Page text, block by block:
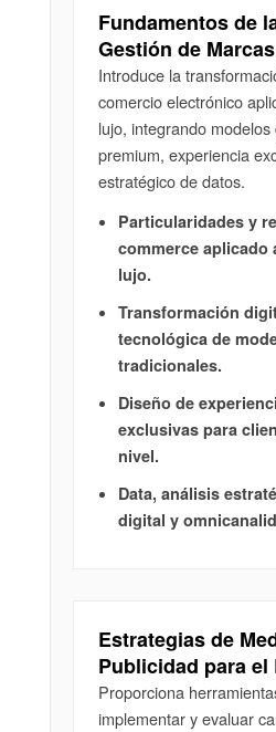
Fundamentos de
Gestión de
Introduce la
comercio electrónico
lujo, integrando
premium, experiencia
estratégico de datos.
Particularidades y
commerce aplicado
lujo.
Transformación
tecnológica de
tradicionales.
Diseño de
exclusivas para
nivel.
Data, análisis
digital y
Estrategias de
Publicidad para el
Proporciona
implementar y evaluar